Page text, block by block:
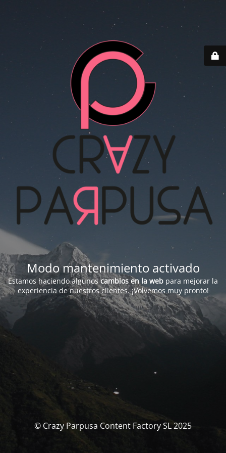
Modo mantenimiento activado
Estamos haciendo algunoscambios en la web para mejorar la
experiencia de nuestros clientes. ¡Volvemos muy pronto!
© Crazy Parpusa Content Factory SL 2025